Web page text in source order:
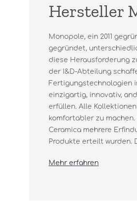
Hersteller
Monopole, ein 2011
gegründet,
diese Herausforderung
der I&D-Abteilung
Fertigungstechnologien
einzigartig, innovativ,
erfüllen. Alle
komfortabler zu
Ceramica mehrere
Produkte erteilt wurden.
Mehr erfahren